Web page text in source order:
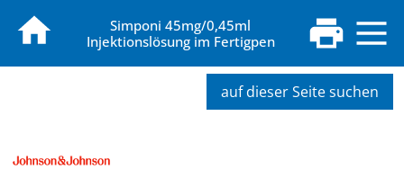
Simponi 45mg/0,45ml
Injektionslösung im Fertigpen
auf dieser Seite suchen